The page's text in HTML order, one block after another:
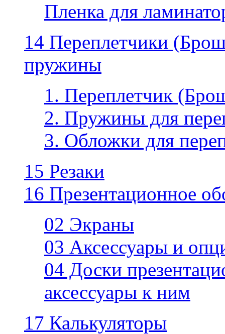
Пленка для
14 Переплетчики
пружины
1. Переплетчик
2. Пружины для
3. Обложки для
15 Резаки
16 Презентационное
02 Экраны
03 Аксессуары и
04 Доски
аксессуары к ним
17 Калькуляторы